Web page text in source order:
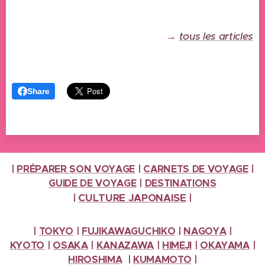
→ tous les articles
Share
PRÉPARER SON VOYAGE CARNETS DE VOYAGE|
GUIDE DE VOYAGE| DESTINATIONS
CULTURE JAPONAISE |
TOKYO FUJIKAWAGUCHIKO NAGOYA|
KYOTO
OSAKA| KANAZAWA HIMEJI OKAYAMA|
HIROSHIMA| KUMAMOTO